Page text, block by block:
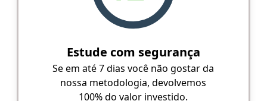
Estude com segurança
Se em até 7 dias você não gostar da
nossa metodologia, devolvemos
100% do valor investido.